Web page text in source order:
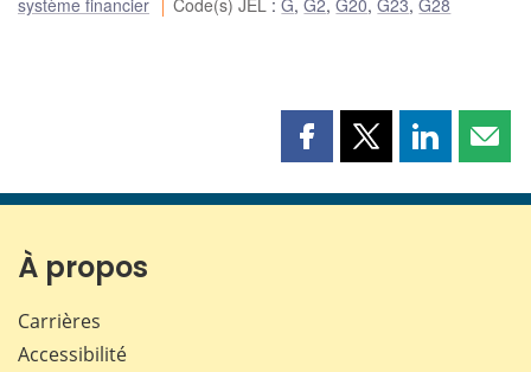
Partager
page
Partager
page
Partager
page page
À propos
Carrières
Accessibilité